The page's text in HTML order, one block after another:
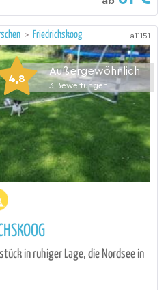
> Friedrichskoog a11151
4,8
Außergewöhnlich
3 Bewertungen
in ruhiger Lage, die Nordsee in